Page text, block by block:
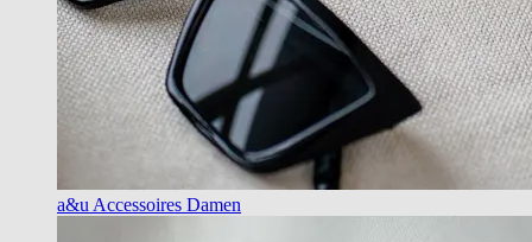
a&u Accessoires Damen